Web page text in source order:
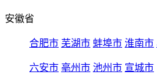
安徽省
合肥市 芜湖市 蚌埠市 淮南市
六安市 亳州市 池州市 宣城市